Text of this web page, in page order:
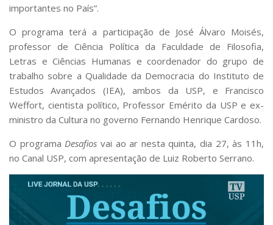
Outros serviços
Assessorias e Mídias
Aplicativos e Sites
Jornal da USP
Agenda de Eventos
Defesa de Teses
importantes no País”.
O programa terá a participação de José Álvaro Moisés,
professor de Ciência Política da Faculdade de Filosofia,
Letras e Ciências Humanas e coordenador do grupo de
trabalho sobre a Qualidade da Democracia do Instituto de
Estudos Avançados (IEA), ambos da USP, e Francisco
Weffort, cientista político, Professor Emérito da USP e ex-
ministro da Cultura no governo Fernando Henrique Cardoso.
O programa Desafios vai ao ar nesta quinta, dia 27, às 11h,
no Canal USP, com apresentação de Luiz Roberto Serrano.